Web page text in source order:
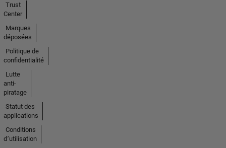
Trust
Center
Marques
déposées
Politique de
confidentialité
Lutte
anti-
piratage
Statut des
applications
Conditions
d՚utilisation